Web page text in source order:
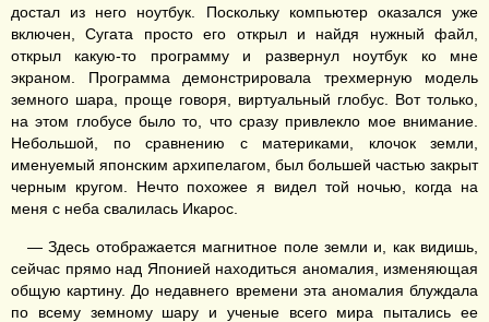
достал из него ноутбук. Поскольку компьютер оказался уже
включен, Сугата просто его открыл и найдя нужный файл,
открыл какую-то программу и развернул ноутбук ко мне
экраном. Программа демонстрировала трехмерную модель
земного шара, проще говоря, виртуальный глобус. Вот только,
на этом глобусе было то, что сразу привлекло мое внимание.
Небольшой, по сравнению с материками, клочок земли,
именуемый японским архипелагом, был большей частью закрыт
черным кругом. Нечто похожее я видел той ночью, когда на
меня с неба свалилась Икарос.
— Здесь отображается магнитное поле земли и, как видишь,
сейчас прямо над Японией находиться аномалия, изменяющая
общую картину. До недавнего времени эта аномалия блуждала
по всему земному шару и ученые всего мира пытались ее